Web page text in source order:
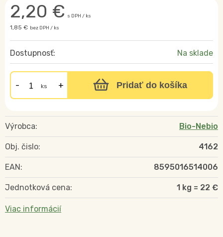
2,20 € s DPH / ks
1,85 € bez DPH / ks
Dostupnosť: Na sklade
ks Pridať do košíka
Výrobca: Bio-Nebio
Obj. čislo: 4162
EAN: 8595016514006
Jednotková cena: 1 kg = 22 €
Viac informácií